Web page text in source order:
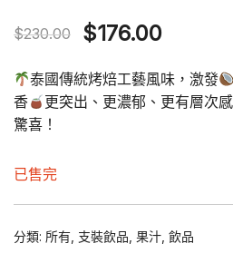
$230.00
Original
price
was:
$176.00
price
is:
泰國傳統烤焙工藝風味，激發
香
更突出、更濃郁、更有層次
驚喜！
已售完
分類: 所有 支裝飲品 果汁 飲品